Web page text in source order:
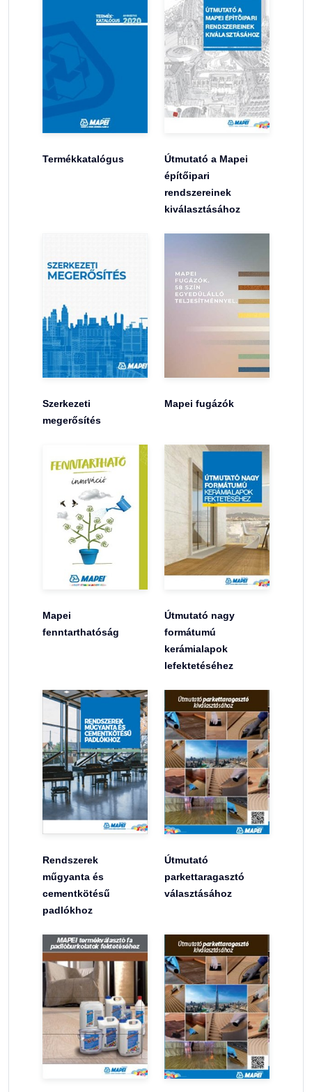
Termékkatalógus
Útmutató a Mapei
építőipari
rendszereinek
kiválasztásához
Szerkezeti
megerősítés
Mapei fugázók
Mapei
fenntarthatóság
Útmutató nagy
formátumú
kerámialapok
lefektetéséhez
Rendszerek
műgyanta és
cementkötésű
padlókhoz
Útmutató
parkettaragasztó
választásához